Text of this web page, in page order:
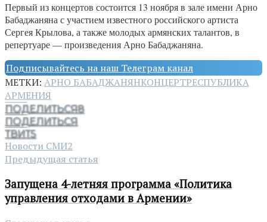
Первый из концертов состоится 13 ноября в зале имени Арно
Бабаджаняна с участием известного российского артиста
Сергея Крылова, а также молодых армянских талантов, в
репертуаре — произведения Арно Бабаджаняна.
Подписывайтесь на наш Телеграм канал
МЕТКИ: АРНО БАБАДЖАНЯНКОНЦЕРТРЕСПУБЛИКА
АРМЕНИЯ
ПОДЕЛИТЬСЯ8
ПОДЕЛИТЬСЯ
ТВИТ5
Новости СМИ2
Предыдущая статья
Запущена 4-летняя программа «Политика
управления отходами в Армении»